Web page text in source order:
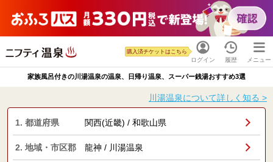
ログイン
購入済チケットはこちら
履歴 メニュー
家族風呂付きの川湯温泉の温泉、日帰り温泉、スーパー銭湯おすすめ3選
川湯温泉について詳しく知る >
1. 都道府県 関西(近畿) / 和歌山県
2. 地域・市区郡 龍神 / 川湯温泉